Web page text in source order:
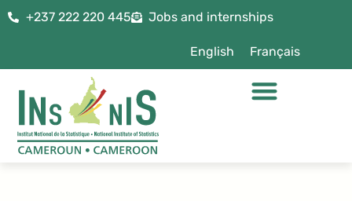
+237 222 220 445 Jobs and internships
English Français